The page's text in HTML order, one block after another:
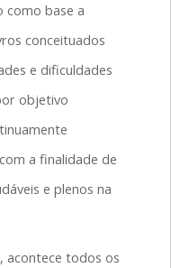
como base a
conceituados
e dificuldades
objetivo
a finalidade de
e plenos na
acontece todos os